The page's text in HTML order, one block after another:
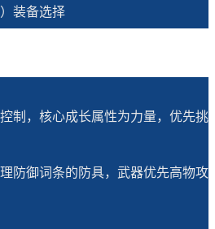
装备选择
制，核心成长属性为力量，优先挑
防御词条的防具，武器优先高物攻